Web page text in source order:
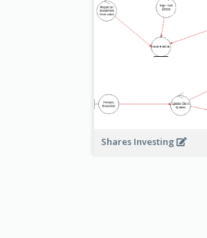
Shares Investing